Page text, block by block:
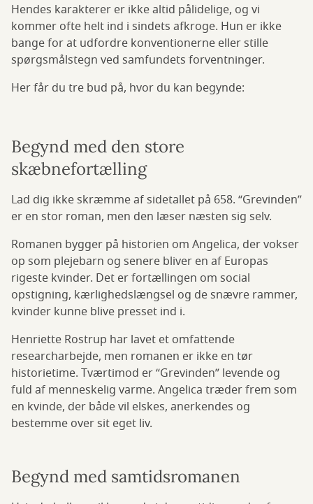
Hendes karakterer er ikke altid pålidelige, og vi
kommer ofte helt ind i sindets afkroge. Hun er ikke
bange for at udfordre konventionerne eller stille
spørgsmålstegn ved samfundets forventninger.
Her får du tre bud på, hvor du kan begynde:
Begynd med den store
skæbnefortælling
Lad dig ikke skræmme af sidetallet på 658. “Grevinden”
er en stor roman, men den læser næsten sig selv.
Romanen bygger på historien om Angelica, der vokser
op som plejebarn og senere bliver en af Europas
rigeste kvinder. Det er fortællingen om social
opstigning, kærlighedslængsel og de snævre rammer,
kvinder kunne blive presset ind i.
Henriette Rostrup har lavet et omfattende
researcharbejde, men romanen er ikke en tør
historietime. Tværtimod er “Grevinden” levende og
fuld af menneskelig varme. Angelica træder frem som
en kvinde, der både vil elskes, anerkendes og
bestemme over sit eget liv.
Begynd med samtidsromanen